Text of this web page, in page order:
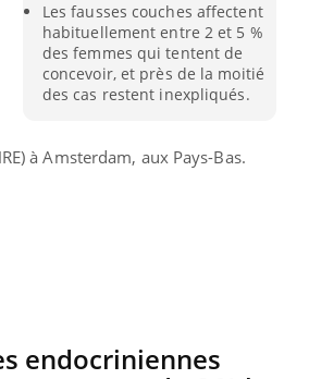
Les fausses couches affectent
habituellement entre 2 et 5 %
des femmes qui tentent de
concevoir, et près de la moitié
des cas restent inexpliqués.
à Amsterdam, aux Pays-Bas.
endocriniennes